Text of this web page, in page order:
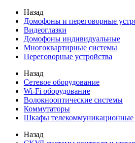
Назад
Домофоны и переговорные
Видеоглазки
Домофоны индивидуальные
Многоквартирные системы
Переговорные устройства
Назад
Сетевое оборудование
Wi-Fi оборудование
Волокнооптические системы
Коммутаторы
Шкафы
Назад